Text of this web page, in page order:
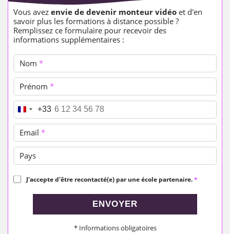
Vous avez envie de devenir monteur vidéo et d'en
savoir plus les formations à distance possible ?
Remplissez ce formulaire pour recevoir des
informations supplémentaires :
Nom *
Prénom *
Téléphone *
+33
Email *
Pays
J'accepte d'être recontacté(e) par une école partenaire.*
ENVOYER
* Informations obligatoires